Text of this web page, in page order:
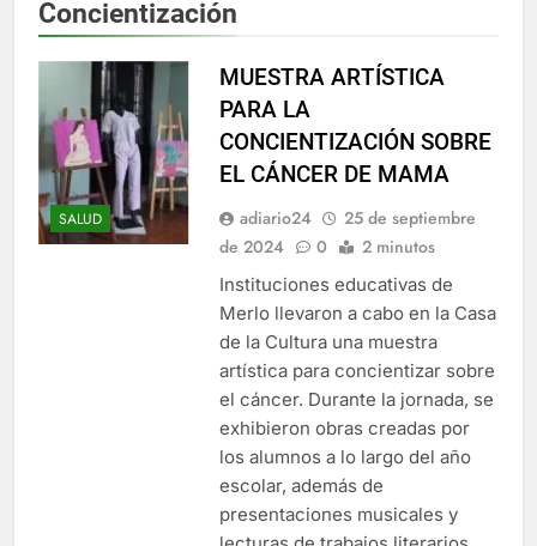
Concientización
SALUD
MUESTRA ARTÍSTICA
PARA LA
CONCIENTIZACIÓN SOBRE
EL CÁNCER DE MAMA
adiario24
25 de septiembre
de 2024
0 2 minutos
Instituciones educativas de
Merlo llevaron a cabo en la Casa
de la Cultura una muestra
artística para concientizar sobre
el cáncer. Durante la jornada, se
exhibieron obras creadas por
los alumnos a lo largo del año
escolar, además de
presentaciones musicales y